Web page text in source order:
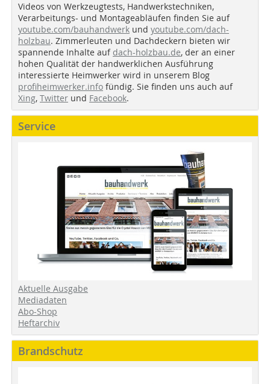
Videos von Werkzeugtests, Handwerkstechniken,
Verarbeitungs- und Montageabläufen finden Sie auf
youtube.com/bauhandwerk und youtube.com/dach-
holzbau. Zimmerleuten und Dachdeckern bieten wir
spannende Inhalte auf dach-holzbau.de, der an einer
hohen Qualität der handwerklichen Ausführung
interessierte Heimwerker wird in unserem Blog
profiheimwerker.info fündig. Sie finden uns auch auf
Xing, Twitter und Facebook.
Service
Aktuelle Ausgabe
Mediadaten
Abo-Shop
Heftarchiv
Brandschutz